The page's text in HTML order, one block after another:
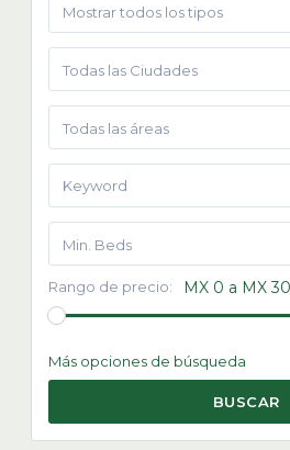
Mostrar todos los tipos
Todas las Ciudades
Todas las áreas
Min. Beds
Rango de precio: MX 0 a MX
Más opciones de búsqueda
BUSCAR